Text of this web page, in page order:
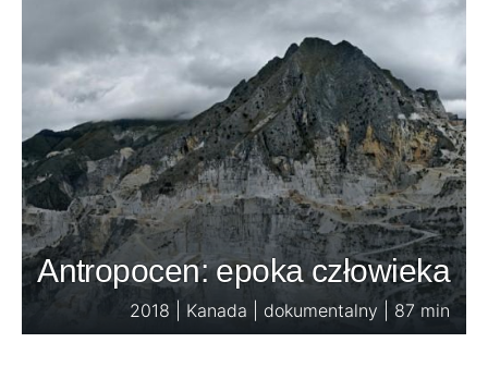
Antropocen: epoka człowieka
2018 | Kanada | dokumentalny | 87 min